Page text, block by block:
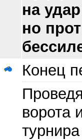
на
но
Конец
ворота